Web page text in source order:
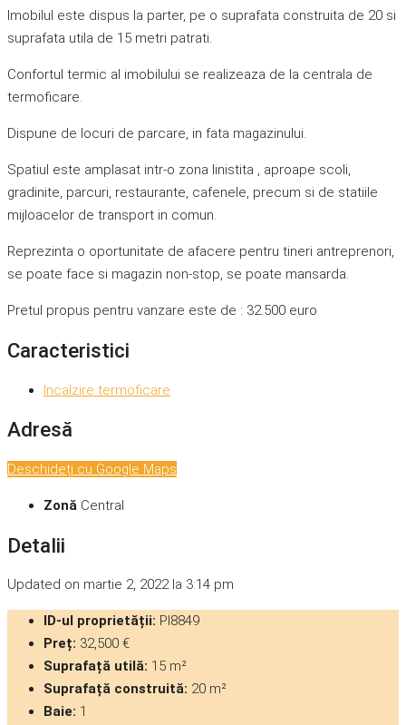
Imobilul este dispus la parter, pe o suprafata construita de 20 si
suprafata utila de 15 metri patrati.
Confortul termic al imobilului se realizeaza de la centrala de
termoficare.
Dispune de locuri de parcare, in fata magazinului.
Spatiul este amplasat intr-o zona linistita , aproape scoli,
gradinite, parcuri, restaurante, cafenele, precum si de statiile
mijloacelor de transport in comun.
Reprezinta o oportunitate de afacere pentru tineri antreprenori,
se poate face si magazin non-stop, se poate mansarda.
Pretul propus pentru vanzare este de : 32.500 euro
Caracteristici
Incalzire termoficare
Adresă
Deschideți cu Google Maps
Zonă Central
Detalii
Updated on martie 2, 2022 la 3:14 pm
ID-ul proprietății: PI8849
Preț: 32,500 €
Suprafață utilă: 15 m²
Suprafață construită: 20 m²
Baie: 1